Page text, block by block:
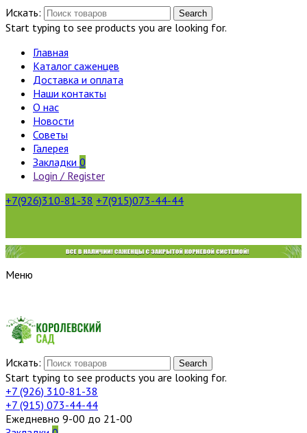
Искать: Search
Start typing to see products you are looking for.
Главная
Каталог саженцев
Доставка и оплата
Наши контакты
О нас
Новости
Советы
Галерея
Закладки 0
Login / Register
+7(926)310-81-38 +7(915)073-44-44
Меню
Искать: Search
Start typing to see products you are looking for.
+7 (926) 310-81-38
+7 (915) 073-44-44
Ежедневно 9-00 до 21-00